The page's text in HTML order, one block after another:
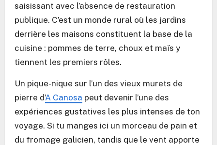
saisissant avec l’absence de restauration
publique. C’est un monde rural où les jardins
derrière les maisons constituent la base de la
cuisine : pommes de terre, choux et maïs y
tiennent les premiers rôles.
Un pique-nique sur l’un des vieux murets de
pierre d’A Canosa peut devenir l’une des
expériences gustatives les plus intenses de ton
voyage. Si tu manges ici un morceau de pain et
du fromage galicien, tandis que le vent apporte